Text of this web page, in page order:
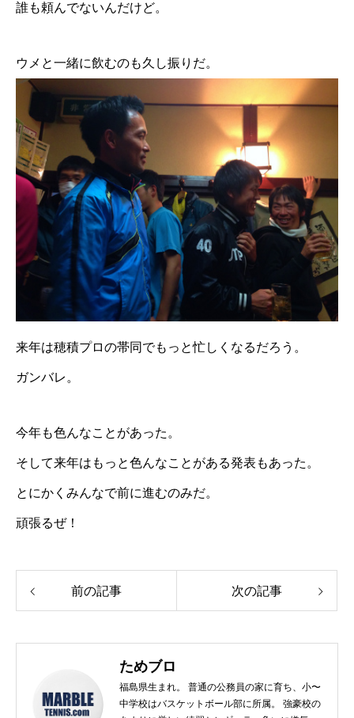
誰も頼んでないんだけど。
ウメと一緒に飲むのも久し振りだ。
来年は穂積プロの帯同でもっと忙しくなるだろう。
ガンバレ。
今年も色んなことがあった。
そして来年はもっと色んなことがある発表もあった。
とにかくみんなで前に進むのみだ。
頑張るぜ！
前の記事 次の記事
ためブロ
福島県生まれ。 普通の公務員の家に育ち、小〜
中学校はバスケットボール部に所属。 強豪校の